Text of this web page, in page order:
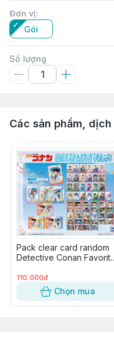
Đơn vị:
Gói
Số lượng
Các sản phẩm,
Pack clear card random
Detective Conan Favorite
pack)
110.000đ
Chọn mua